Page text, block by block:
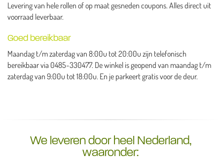
Levering van hele rollen of op maat gesneden coupons. Alles direct uit
voorraad leverbaar.
Goed bereikbaar
Maandag t/m zaterdag van 8:00u tot 20:00u zijn telefonisch
bereikbaar via 0485-330477. De winkel is geopend van maandag t/m
zaterdag van 9:00u tot 18:00u. En je parkeert gratis voor de deur.
We leveren door heel Nederland,
waaronder: